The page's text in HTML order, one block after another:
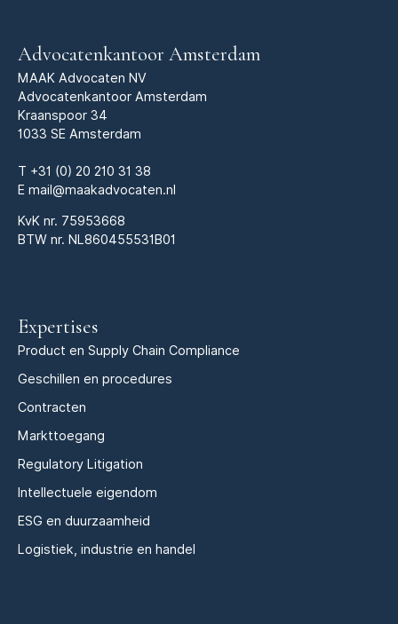
Advocatenkantoor Amsterdam
MAAK Advocaten NV
Advocatenkantoor Amsterdam
Kraanspoor 34
1033 SE Amsterdam
T +31 (0) 20 210 31 38
E mail@maakadvocaten.nl
KvK nr. 75953668
BTW nr. NL860455531B01
Expertises
Product en Supply Chain Compliance
Geschillen en procedures
Contracten
Markttoegang
Regulatory Litigation
Intellectuele eigendom
ESG en duurzaamheid
Logistiek, industrie en handel